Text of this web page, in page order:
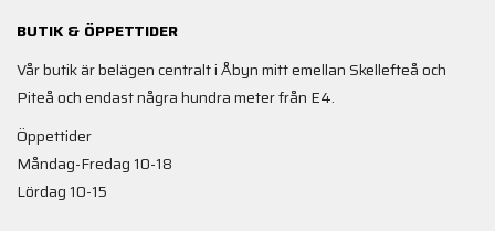
BUTIK & ÖPPETTIDER
Vår butik är belägen centralt i Åbyn mitt emellan Skellefteå och
Piteå och endast några hundra meter från E4.
Öppettider
Måndag-Fredag 10-18
Lördag 10-15